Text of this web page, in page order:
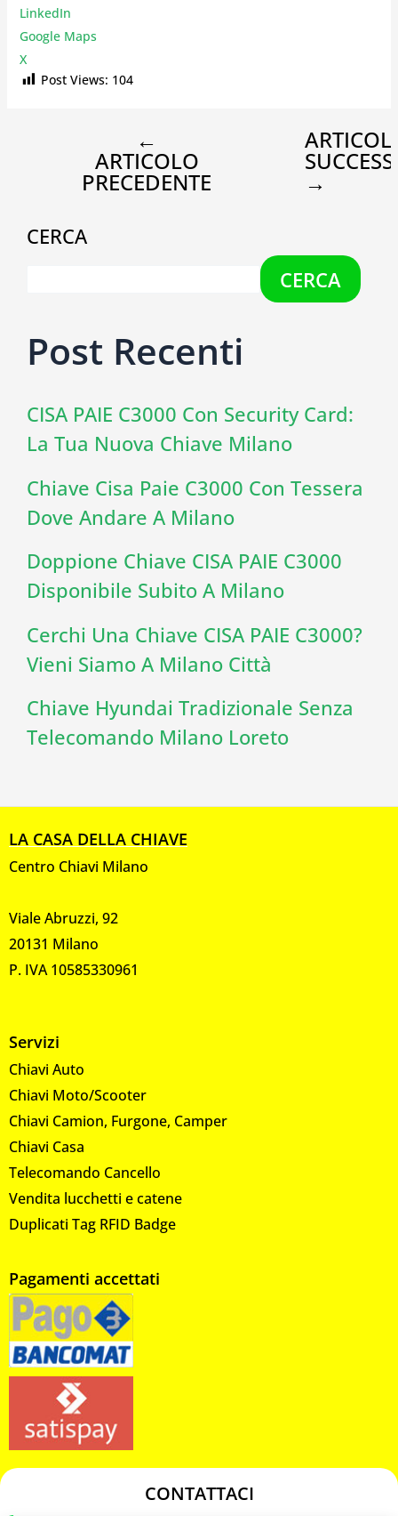
LinkedIn
Google Maps
X
Post Views: 104
←
ARTICOLO
PRECEDENTE →
CERCA
CERCA
Post Recenti
CISA PAIE C3000 Con Security Card:
La Tua Nuova Chiave Milano
Chiave Cisa Paie C3000 Con Tessera
Dove Andare A Milano
Doppione Chiave CISA PAIE C3000
Disponibile Subito A Milano
Cerchi Una Chiave CISA PAIE C3000?
Vieni Siamo A Milano Città
Chiave Hyundai Tradizionale Senza
Telecomando Milano Loreto
LA CASA DELLA CHIAVE
Centro Chiavi Milano
Viale Abruzzi, 92
20131 Milano
P. IVA 10585330961
Servizi
Chiavi Auto
Chiavi Moto/Scooter
Chiavi Camion, Furgone, Camper
Chiavi Casa
Telecomando Cancello
Vendita lucchetti e catene
Duplicati Tag RFID Badge
Pagamenti accettati
CONTATTACI